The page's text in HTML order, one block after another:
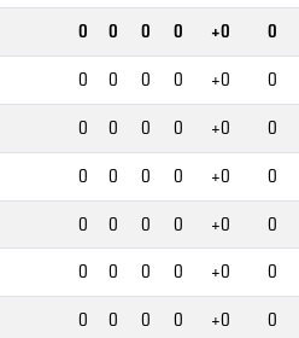
0 0 0 0 +0
0
0 0 0 0 +0
0
0 0 0 0 +0
0
0 0 0 0 +0
0
0 0 0 0 +0
0
0 0 0 0 +0
0
0 0 0 0 +0
0